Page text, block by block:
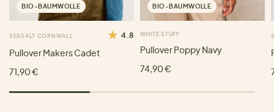
BIO-BAUMWOLLE
SEASALT CORNWALL 4.8
Pullover Makers Cadet
71,90 €
BIO-BAUMWOLLE
WHITE STUFF
Pullover Poppy Navy
74,90 €